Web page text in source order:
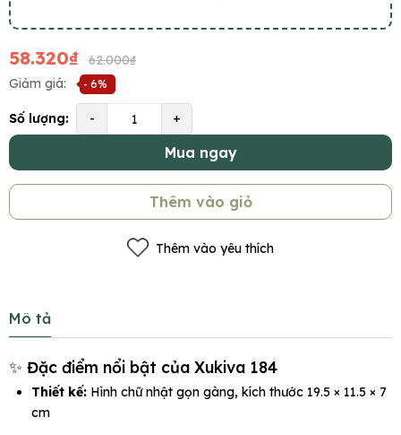
58.320₫
62.000₫
Giảm giá:
- 6%
Số lượng: - +
Mua ngay
Thêm vào giỏ
Thêm vào yêu thích
Mô tả
✨ Đặc điểm nổi bật của Xukiva 184
Thiết kế: Hình chữ nhật gọn gàng, kích thước 19.5 × 11.5 × 7
cm